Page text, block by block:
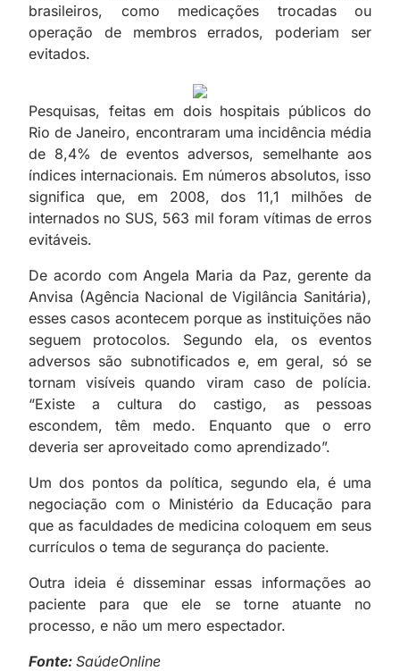
brasileiros, como medicações trocadas ou
operação de membros errados, poderiam ser
evitados.
Pesquisas, feitas em dois hospitais públicos do
Rio de Janeiro, encontraram uma incidência média
de 8,4% de eventos adversos, semelhante aos
índices internacionais. Em números absolutos, isso
significa que, em 2008, dos 11,1 milhões de
internados no SUS, 563 mil foram vítimas de erros
evitáveis.
De acordo com Angela Maria da Paz, gerente da
Anvisa (Agência Nacional de Vigilância Sanitária),
esses casos acontecem porque as instituições não
seguem protocolos. Segundo ela, os eventos
adversos são subnotificados e, em geral, só se
tornam visíveis quando viram caso de polícia.
“Existe a cultura do castigo, as pessoas
escondem, têm medo. Enquanto que o erro
deveria ser aproveitado como aprendizado”.
Um dos pontos da política, segundo ela, é uma
negociação com o Ministério da Educação para
que as faculdades de medicina coloquem em seus
currículos o tema de segurança do paciente.
Outra ideia é disseminar essas informações ao
paciente para que ele se torne atuante no
processo, e não um mero espectador.
Fonte: SaúdeOnline